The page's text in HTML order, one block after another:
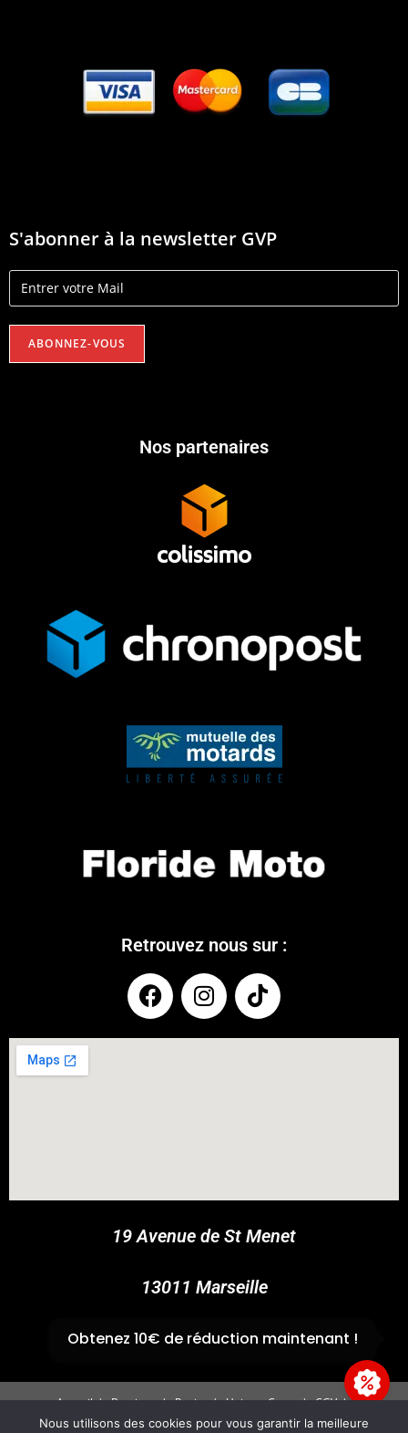
S'abonner à la newsletter GVP
Nos partenaires
Retrouvez nous sur :
19 Avenue de St Menet
13011 Marseille
✆04 91 44 45 46
Accueil Boutique Panier Univers Cross
CGV
Mentions légales
Obtenez 10€ de réduction maintenant !
Nous utilisons des cookies pour vous garantir la meilleure